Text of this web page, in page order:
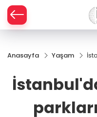
Anasayfa Yaşam